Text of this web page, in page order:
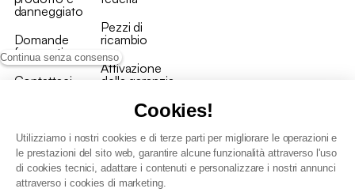
Continua senza consenso
Cookies!
Utilizziamo i nostri cookies e di terze parti per migliorare le operazioni e
le prestazioni del sito web, garantire alcune funzionalità attraverso l'uso
di cookies tecnici, adattare i contenuti e personalizzare i nostri annunci
attraverso i cookies di marketing.
danneggiato
Domande
frequenti
Contattaci
Pezzi di
ricambio
Attivazione
della garanzia
Condizioni generali vendita